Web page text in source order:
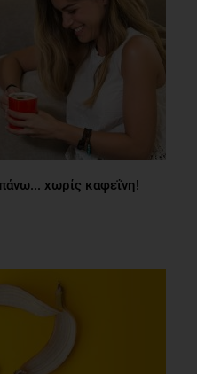
χωρίς καφεΐνη!